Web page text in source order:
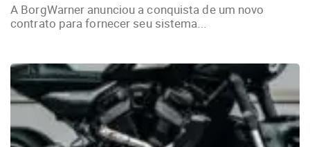
A BorgWarner anunciou a conquista de um novo
contrato para fornecer seu sistema...